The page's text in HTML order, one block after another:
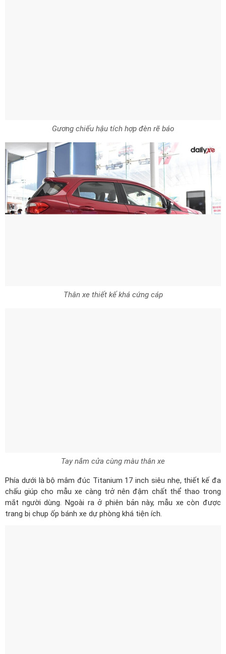
Gương chiếu hậu tích hợp đèn rẽ báo
Thân xe thiết kế khá cứng cáp
Tay nắm cửa cùng màu thân xe
Phía dưới là bộ mâm đúc Titanium 17 inch siêu nhẹ, thiết kế đa
chấu giúp cho mẫu xe càng trở nên đậm chất thể thao trong
mắt người dùng. Ngoài ra ở phiên bản này, mẫu xe còn được
trang bị chụp ốp bánh xe dự phòng khá tiện ích.